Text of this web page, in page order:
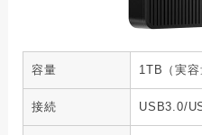
容量 1TB（実容
接続 USB3.0/